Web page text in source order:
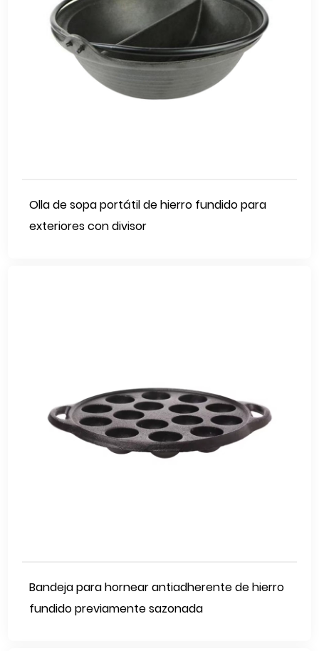
Olla de sopa portátil de hierro fundido para
exteriores con divisor
Bandeja para hornear antiadherente de hierro
fundido previamente sazonada